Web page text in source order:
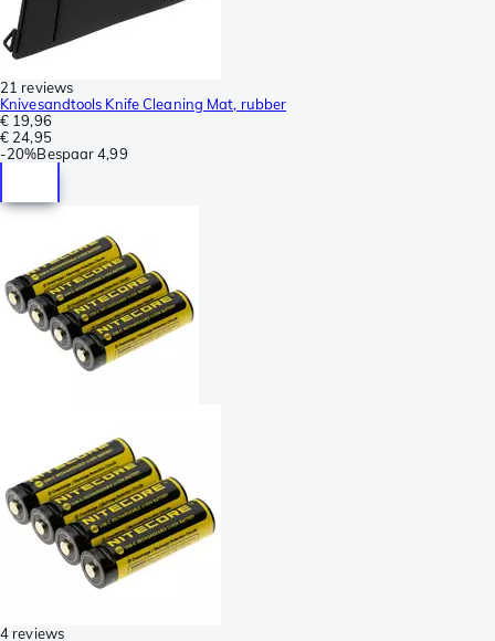
21 reviews
Knivesandtools Knife Cleaning Mat, rubber
€ 19,96
€ 24,95
-20%Bespaar 4,99
4 reviews